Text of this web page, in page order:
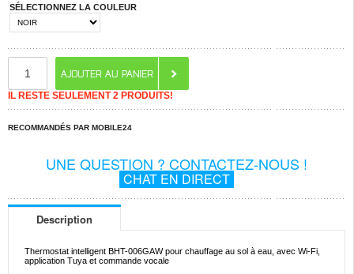
SÉLECTIONNEZ LA COULEUR
IL RESTE SEULEMENT 2 PRODUITS!
RECOMMANDÉS PAR MOBILE24
UNE QUESTION ? CONTACTEZ-NOUS !
CHAT EN DIRECT
Description
Thermostat intelligent BHT-006GAW pour chauffage au sol à eau, avec Wi-Fi,
application Tuya et commande vocale